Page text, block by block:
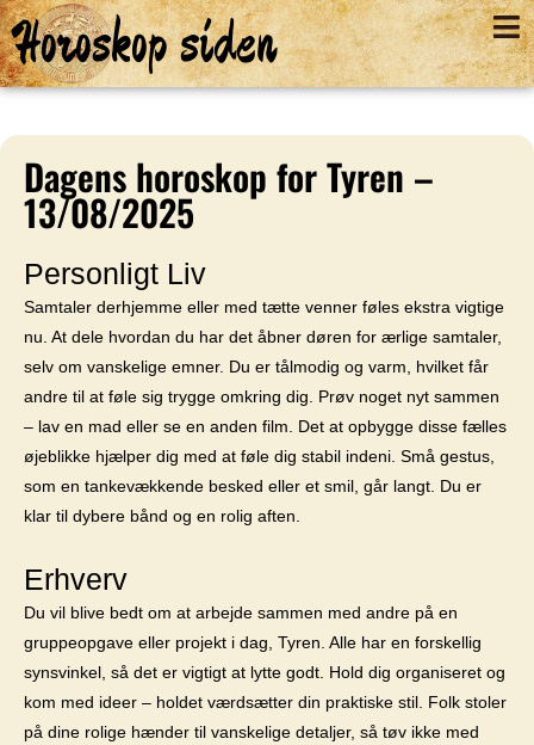
Horoskop siden
Dagens horoskop for Tyren –
13/08/2025
Personligt Liv
Samtaler derhjemme eller med tætte venner føles ekstra vigtige
nu. At dele hvordan du har det åbner døren for ærlige samtaler,
selv om vanskelige emner. Du er tålmodig og varm, hvilket får
andre til at føle sig trygge omkring dig. Prøv noget nyt sammen
– lav en mad eller se en anden film. Det at opbygge disse fælles
øjeblikke hjælper dig med at føle dig stabil indeni. Små gestus,
som en tankevækkende besked eller et smil, går langt. Du er
klar til dybere bånd og en rolig aften.
Erhverv
Du vil blive bedt om at arbejde sammen med andre på en
gruppeopgave eller projekt i dag, Tyren. Alle har en forskellig
synsvinkel, så det er vigtigt at lytte godt. Hold dig organiseret og
kom med ideer – holdet værdsætter din praktiske stil. Folk stoler
på dine rolige hænder til vanskelige detaljer, så tøv ikke med